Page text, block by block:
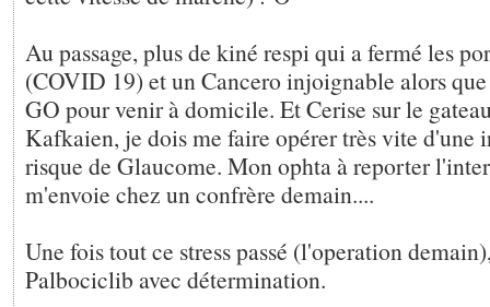
Au passage, plus de kiné respi qui a fermé les
(COVID 19) et un Cancero injoignable alors
GO pour venir à domicile. Et Cerise sur le
Kafkaien, je dois me faire opérer très vite d'une
risque de Glaucome. Mon ophta à reporter
m'envoie chez un confrère demain....
Une fois tout ce stress passé (l'operation
Palbociclib avec détermination.